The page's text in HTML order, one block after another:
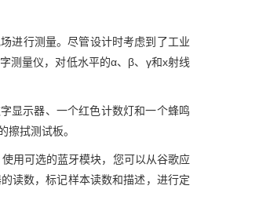
进行测量。尽管设计时考虑到了工业
测量仪，对低水平的α、β、γ和x射线
显示器、一个红色计数灯和一个蜂鸣
拭测试板。
用可选的蓝牙模块，您可以从谷歌应
读数，标记样本读数和描述，进行定